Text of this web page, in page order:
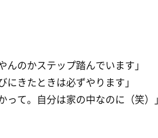
のかステップ踏んでいます」
きたときは必ずやります」
て。自分は家の中なのに（笑）」